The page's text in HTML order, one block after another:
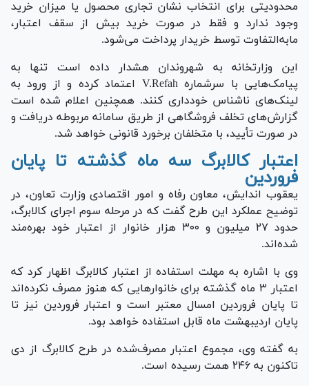
محدودیتی برای انتخاب نشان تجاری محصول یا میزان خرید
وجود ندارد و فقط در صورت خرید بیش از سقف اعتبار،
مابه‌التفاوت توسط خریدار پرداخت می‌شود.
این وزارتخانه به شهروندان هشدار داده است تنها به
پیامک‌هایی با سرشمارهV.Refah اعتماد کرده و از ورود به
لینک‌های ناشناس خودداری کنند. همچنین اعلام شده است
گزارش‌های تخلف فروشگاهی از طریق سامانه مربوطه دریافت و
در صورت تأیید، با متخلفان برخورد قانونی خواهد شد.
اعتبار کالابرگ سه ماه گذشته تا پایان
فروردین
یعقوب اندایش، معاون رفاه و امور اقتصادی وزارت تعاون، در
توضیح عملکرد این طرح گفت که در مرحله سوم اجرای کالابرگ،
حدود ۲۷ میلیون و ۳۰۰ هزار خانوار
از اعتبار خود بهره‌مند
شده‌اند.
وی با اشاره به مهلت استفاده از اعتبار کالابرگ‌ اظهار کرد که
اعتبار ۳ ماه گذشته برای خانوارهایی که هنوز مصرف نکرده‌اند
تا پایان فروردین امسال معتبر است و اعتبار فروردین نیز تا
پایان اردیبهشت ماه قابل استفاده خواهد بود.
به‌ گفته وی، مجموع اعتبار مصرف‌شده در طرح کالابرگ از دی‌
تاکنون به ۲۴۶ همت
رسیده است.